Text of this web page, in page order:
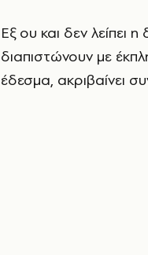
Εξ ου και δεν λείπει
διαπιστώνουν με
έδεσμα, ακριβαίνει